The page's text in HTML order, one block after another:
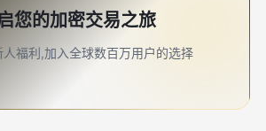
您的加密交易之旅
人福利,加入全球数百万用户的选择